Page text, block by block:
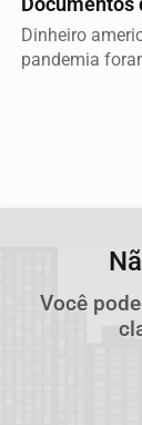
Dinheiro
pandemia
Você